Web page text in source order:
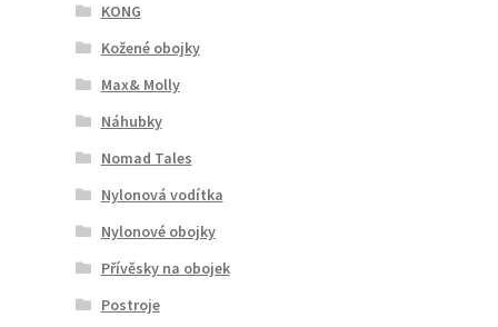
KONG
Kožené obojky
Max& Molly
Náhubky
Nomad Tales
Nylonová vodítka
Nylonové obojky
Přívěsky na obojek
Postroje